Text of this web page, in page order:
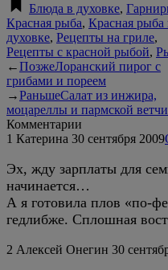
Блюда в духовке,
Красная рыба, Красная рыба
духовке, Рецепты на гриле,
Рецепты с красной рыбой,
←ПозжеЛоранский пирог с
грибами и пореем
→РаньшеСалат из инжира,
моцареллы и пармской
Комментарии
1 Катерина 30 сентября 2009
Эх, жду зарплаты для
начинается…
А я готовила плов «по-
гедлибже. Сплошная
2 Алексей Онегин 30